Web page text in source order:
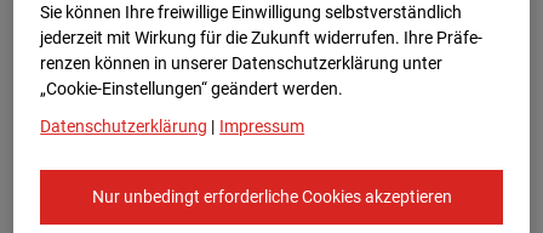
Sie können Ihre freiwillige Einwilligung selbstverständlich
jederzeit mit Wirkung für die Zukunft widerrufen. Ihre Prä­fe­
renzen können in unserer Datenschutzerklärung unter
„Cookie-Einstellungen“ geändert werden.
Datenschutzerklärung | Impressum
Nur unbedingt erforderliche Cookies akzeptieren